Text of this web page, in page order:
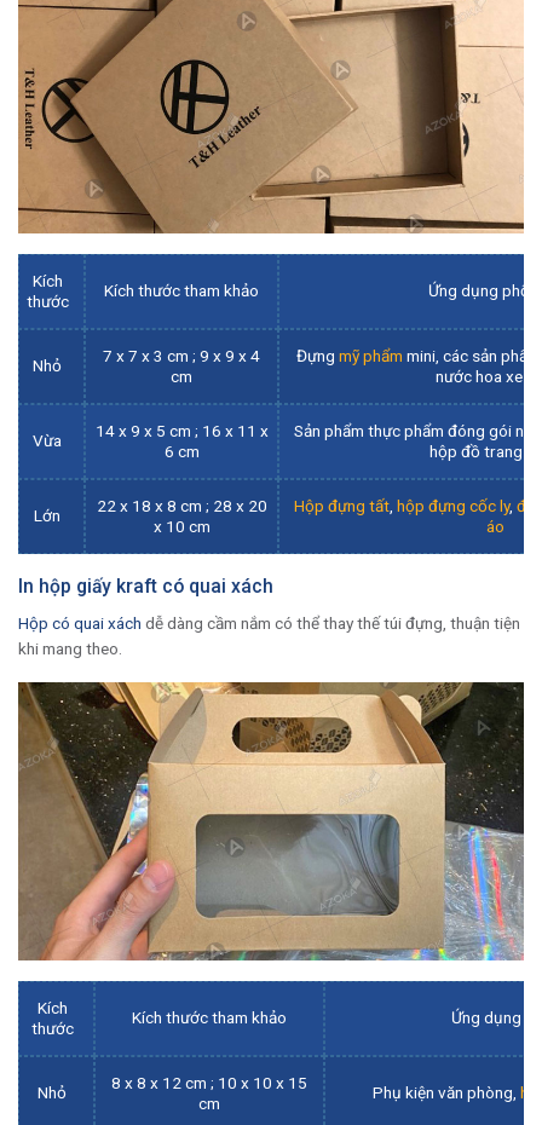
Kích
thước
Kích thước tham khảo Ứng dụng phổ
Nhỏ
7 x 7 x 3 cm ; 9 x 9 x 4
cm
Đựng mỹ phẩm mini, các sản
nước hoa xe ô
Vừa
14 x 9 x 5 cm ; 16 x 11 x
6 cm
Sản phẩm thực phẩm đóng gói
hộp đồ trang
Lớn
22 x 18 x 8 cm ; 28 x 20
x 10 cm
Hộp đựng tất ,hộp đựng cốc ly,
áo
In hộp giấy kraft có quai xách
Hộp có quai xách dễ dàng cầm nắm có thể thay thế túi đựng, thuận tiện
khi mang theo.
Kích
thước
Kích thước tham khảo Ứng dụng
Nhỏ
8 x 8 x 12 cm ; 10 x 10 x 15
cm
Phụ kiện văn phòng,